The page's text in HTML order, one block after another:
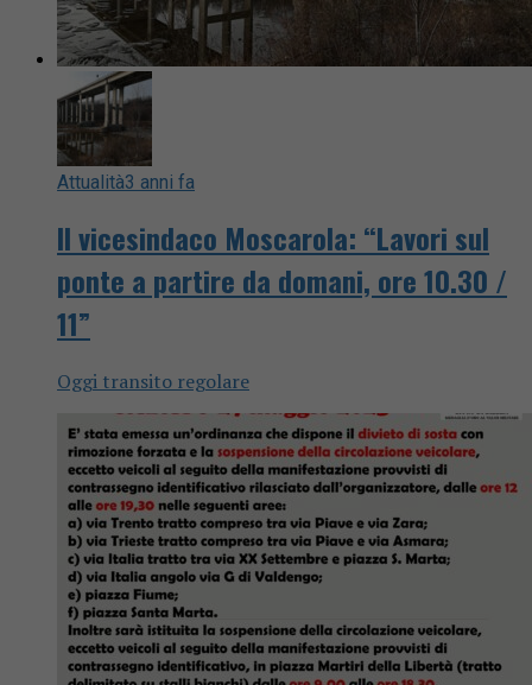
Attualità3 anni fa
ll vicesindaco Moscarola: “Lavori sul
ponte a partire da domani, ore 10.30 /
11”
Oggi transito regolare